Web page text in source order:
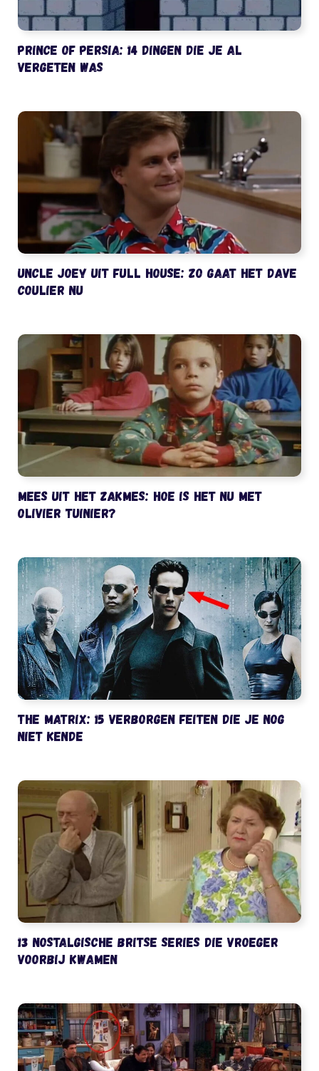
Prince of Persia: 14 dingen die je al
vergeten was
Uncle Joey uit Full House: zo gaat het Dave
Coulier nu
Mees uit het Zakmes: hoe is het nu met
Olivier Tuinier?
The Matrix: 15 verborgen feiten die je nog
niet kende
13 nostalgische Britse series die vroeger
voorbij kwamen